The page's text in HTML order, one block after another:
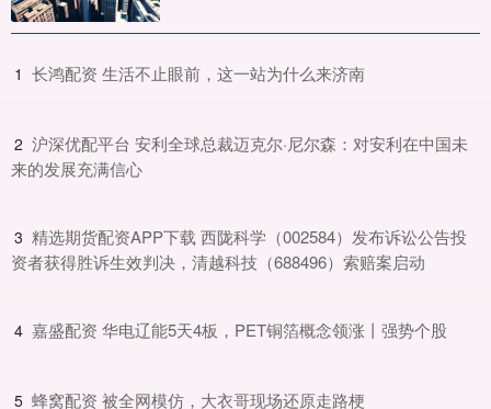
1 ​长鸿配资 生活不止眼前，这一站为什么来济南
2 ​沪深优配平台 安利全球总裁迈克尔·尼尔森：对安利在中国未
来的发展充满信心
3 ​精选期货配资APP下载 西陇科学（002584）发布诉讼公告投
资者获得胜诉生效判决，清越科技（688496）索赔案启动
4 ​嘉盛配资 华电辽能5天4板，PET铜箔概念领涨丨强势个股
5 ​蜂窝配资 被全网模仿，大衣哥现场还原走路梗